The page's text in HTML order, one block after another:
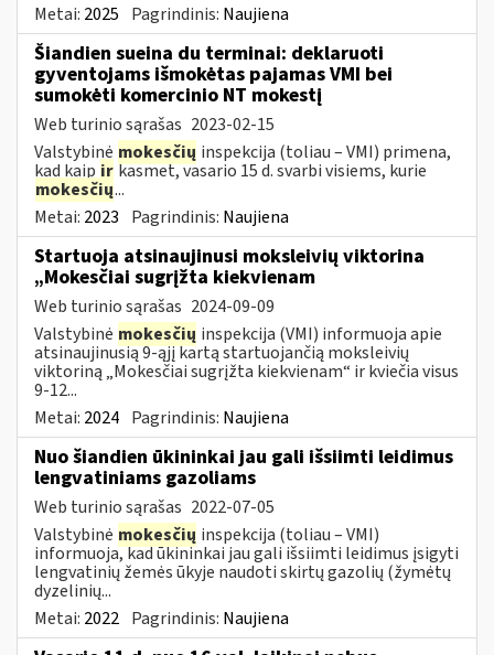
Metai: 2025 Pagrindinis: Naujiena
Šiandien sueina du terminai: deklaruoti
gyventojams išmokėtas pajamas VMI bei
sumokėti komercinio NT mokestį
Web turinio sąrašas 2023-02-15
Valstybinė mokesčių inspekcija (toliau – VMI) primena,
kad kaip irkasmet, vasario 15 d. svarbi visiems, kurie
mokesčių...
Metai: 2023 Pagrindinis: Naujiena
Startuoja atsinaujinusi moksleivių viktorina
„Mokesčiai sugrįžta kiekvienam
Web turinio sąrašas 2024-09-09
Valstybinė mokesčių inspekcija (VMI) informuoja apie
atsinaujinusią 9-ąjį kartą startuojančią moksleivių
viktoriną „Mokesčiai sugrįžta kiekvienam“ ir kviečia visus
9-12...
Metai: 2024 Pagrindinis: Naujiena
Nuo šiandien ūkininkai jau gali išsiimti leidimus
lengvatiniams gazoliams
Web turinio sąrašas 2022-07-05
Valstybinė mokesčių inspekcija (toliau – VMI)
informuoja, kad ūkininkai jau gali išsiimti leidimus įsigyti
lengvatinių žemės ūkyje naudoti skirtų gazolių (žymėtų
dyzelinių...
Metai: 2022 Pagrindinis: Naujiena